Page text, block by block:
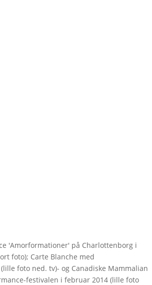
'Amorformationer' på Charlottenborg i
foto); Carte Blanche med
foto ned. tv)- og Canadiske Mammalian
festivalen i februar 2014 (lille foto